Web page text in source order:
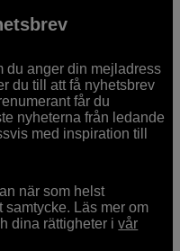
du anger din mejladress
du till att få nyhetsbrev
får du
nyheterna från ledande
med inspiration till
när som helst
Läs mer om
dina rättigheter ivår